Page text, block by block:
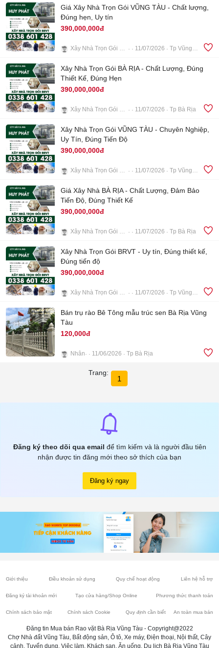
Giá Xây Nhà Trọn Gói VŨNG TÀU - Chất lượng,
Đúng hẹn, Uy tín
390,000,000đ
Xây Nhà Trọn Gói BRVT 11/07/2026 Tp Vũng Tàu
Xây Nhà Trọn Gói BÀ RỊA - Chất Lượng, Đúng
Thiết Kế, Đúng Hẹn
390,000,000đ
Xây Nhà Trọn Gói BRVT 11/07/2026 Tp Bà Rịa
Xây Nhà Trọn Gói VŨNG TÀU - Chuyên Nghiệp,
Uy Tín, Đúng Tiến Độ
390,000,000đ
Xây Nhà Trọn Gói BRVT 11/07/2026 Tp Vũng Tàu
Giá Xây Nhà BÀ RỊA - Chất Lượng, Đảm Bảo
Tiến Độ, Đúng Thiết Kế
390,000,000đ
Xây Nhà Trọn Gói BRVT 11/07/2026 Tp Bà Rịa
Xây Nhà Trọn Gói BRVT - Uy tín, Đúng thiết kế,
Đúng tiến độ
390,000,000đ
Xây Nhà Trọn Gói BRVT 11/07/2026 Tp Vũng Tàu
Bán trụ rào Bê Tông mẫu trúc sen Bà Rịa Vũng
Tàu
120,000đ
Nhân 11/06/2026 Tp Bà Rịa
Trang:
1
Đăng ký theo dõi qua email để tìm kiếm và là người đầu tiên
nhận được tin đăng mới theo sở thích của bạn
Đăng ký ngay
Giới thiệu Điều khoản sử dụng Quy chế hoạt động Liên hệ hỗ trợ
Đăng ký tài khoản mới Tạo cửa hàng/Shop Online Phương thức thanh toán
Chính sách bảo mật Chính sách Cookie Quy định cần biết An toàn mua bán
Đăng tin Mua bán Rao vặt Bà Rịa Vũng Tàu - Copyright@2022
Chợ Nhà đất Vũng Tàu, Bất động sản, Ô tô, Xe máy, Điện thoại, Nội thất, Cây
cảnh, Tuyển dụng, Việc làm, Khách sạn, Ăn uống, Du lịch Bà Rịa Vũng Tàu